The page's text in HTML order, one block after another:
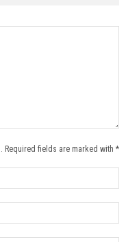
Required fields are marked with *